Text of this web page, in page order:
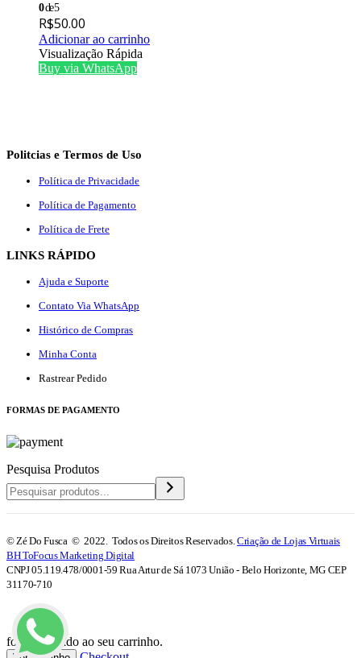
0de 5
R$50.00
Adicionar ao carrinho
Visualização Rápida
Buy via WhatsApp
Politcias e Termos de Uso
Política de Privacidade
Política de Pagamento
Política de Frete
LINKS RÁPIDO
Ajuda e Suporte
Contato Via WhatsApp
Histórico de Compras
Minha Conta
Rastrear Pedido
FORMAS DE PAGAMENTO
Pesquisa Produtos
© Zé Do Fusca © 2022. Todos os Direitos Reservados.Criação de Lojas Virtuais
BH ToFocus Marketing Digital
CNPJ 05.119.478/0001-59 Rua Artur de Sá 1073 União - Belo Horizonte, MG CEP
31170-710
foi adicionado ao seu carrinho.